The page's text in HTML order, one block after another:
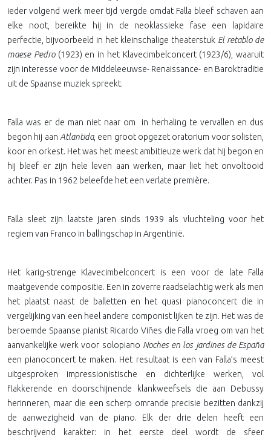
ieder volgend werk meer tijd vergde omdat Falla bleef schaven aan
elke noot, bereikte hij in de neoklassieke fase een lapidaire
perfectie, bijvoorbeeld in het kleinschalige theaterstuk El retablo de
maese Pedro (1923) en in het Klavecimbelconcert (1923/6), waaruit
zijn interesse voor de Middeleeuwse- Renaissance- en Baroktraditie
uit de Spaanse muziek spreekt.
Falla was er de man niet naar om
in herhaling te vervallen en dus
begon hij aan Atlantida, een groot opgezet oratorium voor solisten,
koor en orkest. Het was het meest ambitieuze werk dat hij begon en
hij bleef er zijn hele leven aan werken, maar liet het onvoltooid
achter. Pas in 1962 beleefde het een verlate première.
Falla sleet zijn laatste jaren sinds 1939 als vluchteling voor het
regiem van Franco in ballingschap in Argentinië.
Het karig-strenge Klavecimbelconcert is een voor de late Falla
maatgevende compositie. Een in zoverre raadselachtig werk als men
het plaatst naast de balletten en het quasi pianoconcert die in
vergelijking van een heel andere componist lijken te zijn. Het was de
beroemde Spaanse pianist Ricardo Viñes die Falla vroeg om van het
aanvankelijke werk voor solopiano Noches en los jardines de España
een pianoconcert te maken. Het resultaat is een van Falla’s meest
uitgesproken impressionistische en dichterlijke werken, vol
flakkerende en doorschijnende klankweefsels die aan Debussy
herinneren, maar die een scherp omrande precisie bezitten dankzij
de aanwezigheid van de piano. Elk der drie delen heeft een
beschrijvend karakter: in het eerste deel wordt de sfeer